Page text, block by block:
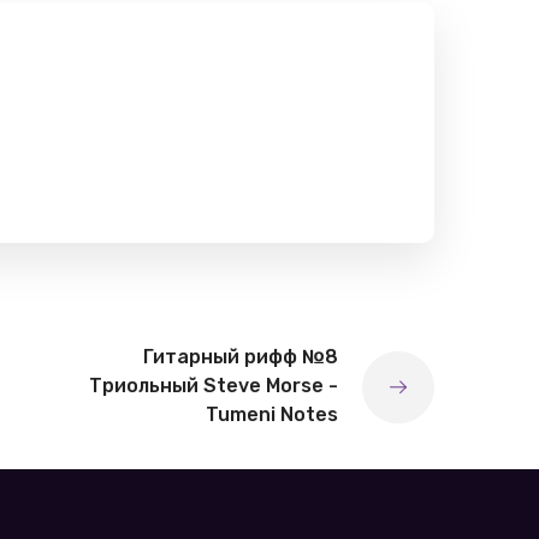
Гитарный рифф №8
Триольный Steve Morse -
Tumeni Notes